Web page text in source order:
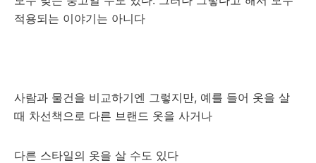
적용되는 이야기는 아니다
사람과 물건을 비교하기엔 그렇지만, 예를 들어 옷을 살
때 차선책으로 다른 브랜드 옷을 사거나
다른 스타일의 옷을 살 수도 있다